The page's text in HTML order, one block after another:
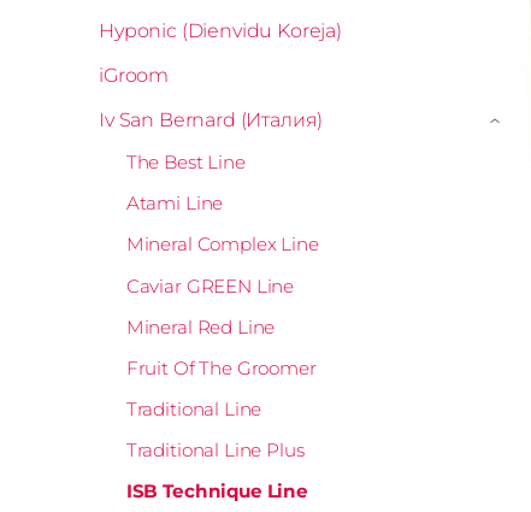
Hyponic (Dienvidu Koreja)
iGroom
Iv San Bernard (Италия)
The Best Line
Atami Line
Mineral Complex Line
Caviar GREEN Line
Mineral Red Line
Fruit Of The Groomer
Traditional Line
Traditional Line Plus
ISB Technique Line
›